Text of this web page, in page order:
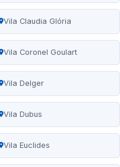
Vila Claudia Glória
Vila Coronel Goulart
Vila Delger
Vila Dubus
Vila Euclides